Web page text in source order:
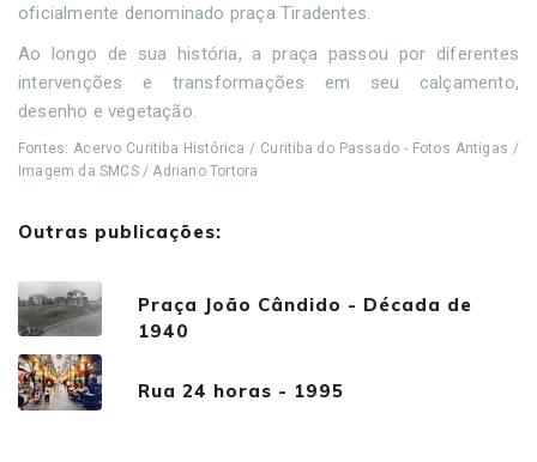
oficialmente denominado praça Tiradentes.
Ao longo de sua história, a praça passou por diferentes
intervenções e transformações em seu calçamento,
desenho e vegetação.
Fontes: Acervo Curitiba Histórica / Curitiba do Passado - Fotos Antigas /
Imagem da SMCS / Adriano Tortora
Outras publicações:
Praça João Cândido - Década de
1940
Rua 24 horas - 1995